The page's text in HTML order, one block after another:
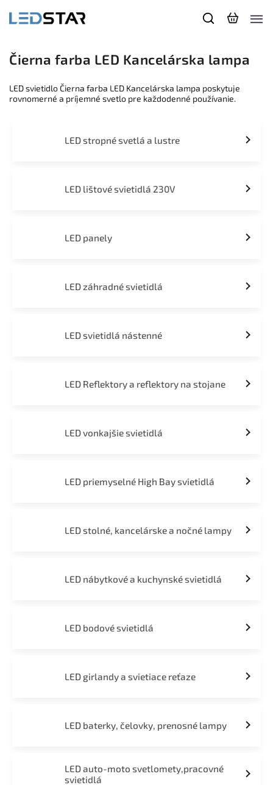
Čierna farba LED Kancelárska lampa
LED svietidlo Čierna farba LED Kancelárska lampa poskytuje
rovnomerné a príjemné svetlo pre každodenné používanie.
LED stropné svetlá a lustre
LED lištové svietidlá 230V
LED panely
LED záhradné svietidlá
LED svietidlá nástenné
LED Reflektory a reflektory na stojane
LED vonkajšie svietidlá
LED priemyselné High Bay svietidlá
LED stolné, kancelárske a nočné lampy
LED nábytkové a kuchynské svietidlá
LED bodové svietidlá
LED girlandy a svietiace reťaze
LED baterky, čelovky, prenosné lampy
LED auto-moto svetlomety,pracovné
svietidlá